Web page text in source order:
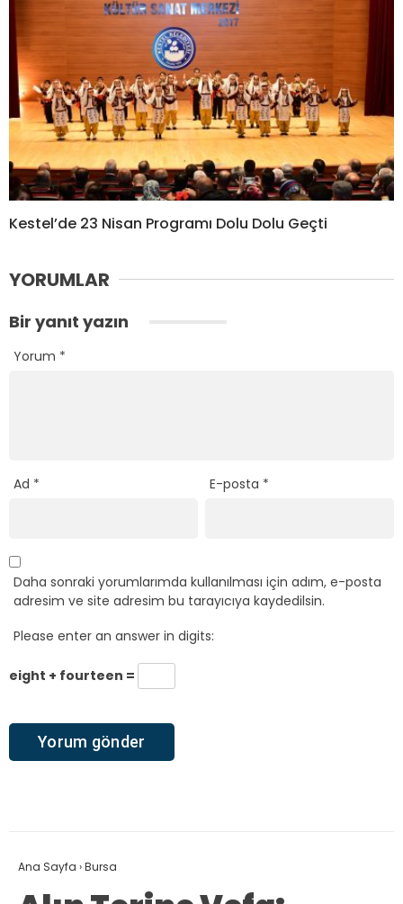
Kestel’de 23 Nisan Programı Dolu Dolu Geçti
YORUMLAR
Bir yanıt yazın
Yorum *
Ad * E-posta *
Daha sonraki yorumlarımda kullanılması için adım, e-posta
adresim ve site adresim bu tarayıcıya kaydedilsin.
Please enter an answer in digits:
eight + fourteen =
Ana Sayfa ›Bursa